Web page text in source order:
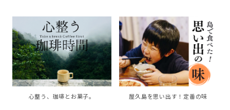
心整う、珈琲とお菓子。 屋久島を思い出す！定番の味